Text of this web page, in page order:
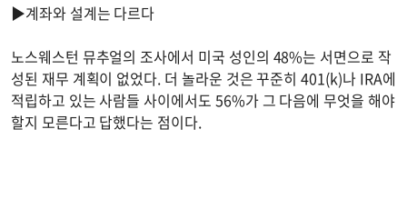
▶계좌와 설계는 다르다
노스웨스턴 뮤추얼의 조사에서 미국 성인의 48%는 서면으로 작
성된 재무 계획이 없었다. 더 놀라운 것은 꾸준히 401(k)나 IRA에
적립하고 있는 사람들 사이에서도 56%가 그 다음에 무엇을 해야
할지 모른다고 답했다는 점이다.